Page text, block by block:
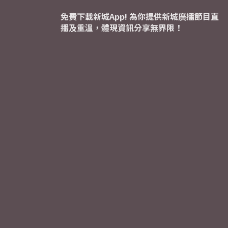
免費下載新城App! 為你提供新城廣播節目直
播及重溫，體現資訊分享無界限！